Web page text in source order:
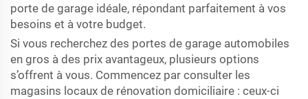
porte de garage idéale, répondant parfaitement à vos
besoins et à votre budget.
Si vous recherchez des portes de garage automobiles
en gros à des prix avantageux, plusieurs options
s’offrent à vous. Commencez par consulter les
magasins locaux de rénovation domiciliaire : ceux-ci